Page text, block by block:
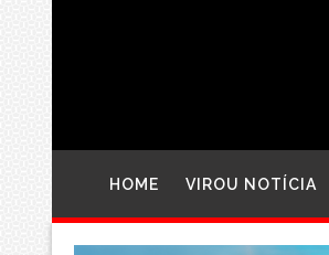
HOME VIROU NOTÍCIA